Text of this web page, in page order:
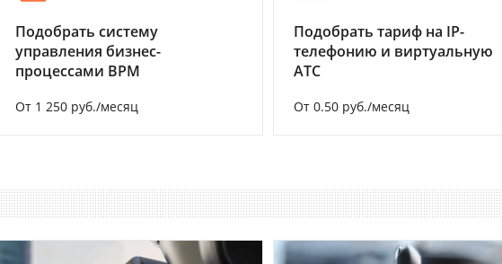
Подобрать систему
управления бизнес-
процессами BPM
От 1 250 руб./месяц
Подобрать тариф на IP-
телефонию и виртуальную
АТС
От 0.50 руб./месяц